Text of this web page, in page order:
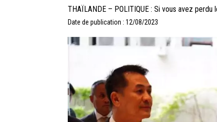
THAÏLANDE – POLITIQUE : Si vous avez
Date de publication : 12/08/2023